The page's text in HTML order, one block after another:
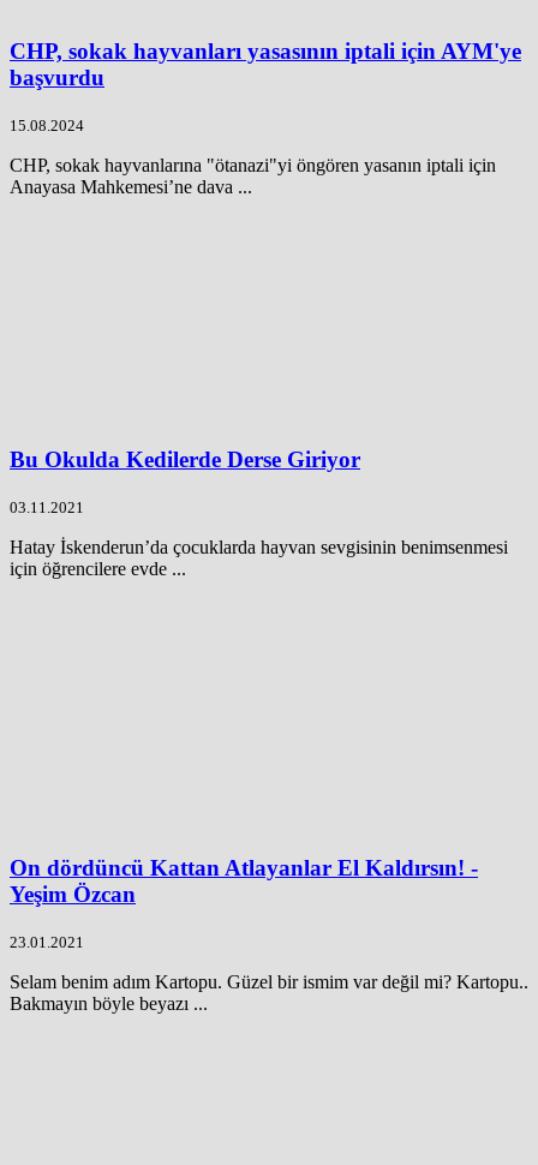
CHP, sokak hayvanları yasasının iptali için AYM'ye
başvurdu
15.08.2024
CHP, sokak hayvanlarına "ötanazi"yi öngören yasanın iptali için
Anayasa Mahkemesi’ne dava ...
Bu Okulda Kedilerde Derse Giriyor
03.11.2021
Hatay İskenderun’da çocuklarda hayvan sevgisinin benimsenmesi
için öğrencilere evde ...
On dördüncü Kattan Atlayanlar El Kaldırsın! -
Yeşim Özcan
23.01.2021
Selam benim adım Kartopu. Güzel bir ismim var değil mi? Kartopu..
Bakmayın böyle beyazı ...